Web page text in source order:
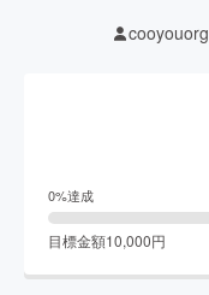
cooyouorg
0%達成
目標金額10,000円